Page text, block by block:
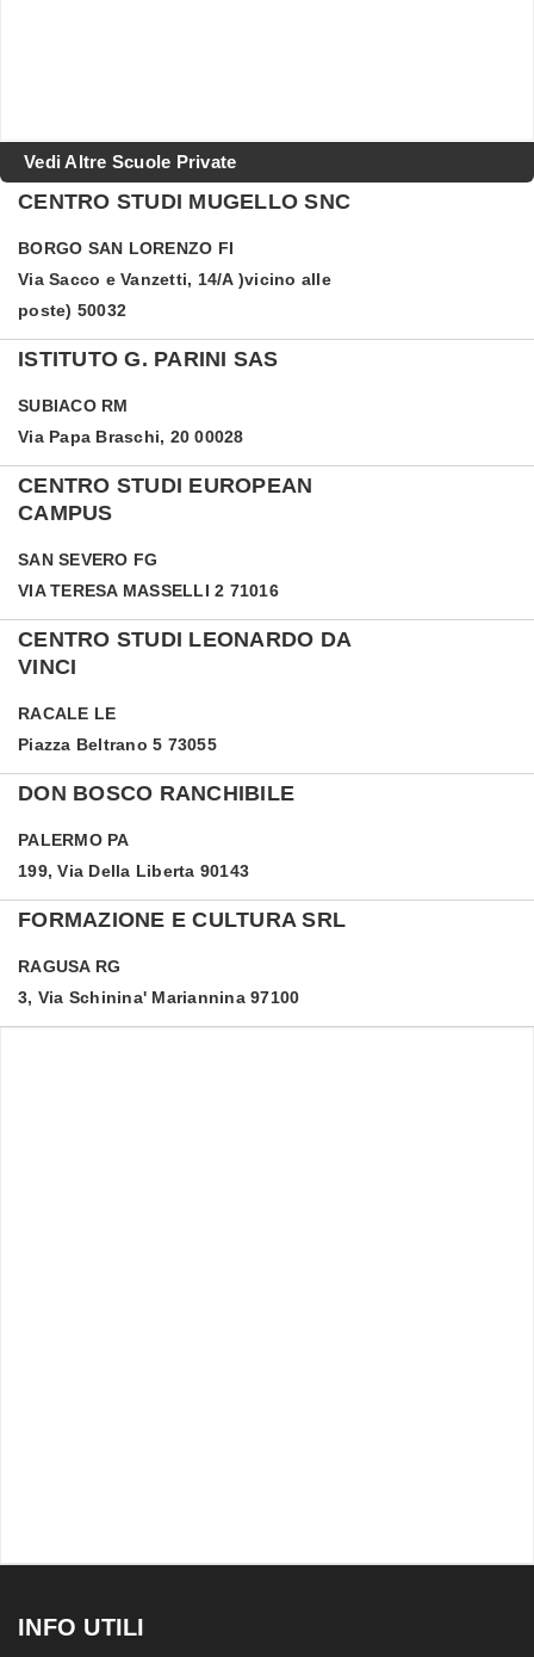
Vedi Altre Scuole Private
CENTRO STUDI MUGELLO SNC
BORGO SAN LORENZO FI
Via Sacco e Vanzetti, 14/A )vicino alle
poste) 50032
ISTITUTO G. PARINI SAS
SUBIACO RM
Via Papa Braschi, 20 00028
CENTRO STUDI EUROPEAN
CAMPUS
SAN SEVERO FG
VIA TERESA MASSELLI 2 71016
CENTRO STUDI LEONARDO DA
VINCI
RACALE LE
Piazza Beltrano 5 73055
DON BOSCO RANCHIBILE
PALERMO PA
199, Via Della Liberta 90143
FORMAZIONE E CULTURA SRL
RAGUSA RG
3, Via Schinina' Mariannina 97100
INFO UTILI